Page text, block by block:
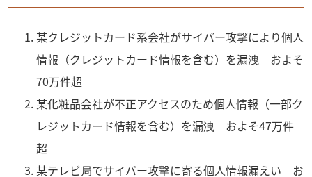
某クレジットカード系会社がサイバー攻撃により個人
情報（クレジットカード情報を含む）を漏洩 およそ
70万件超
某化粧品会社が不正アクセスのため個人情報（一部ク
レジットカード情報を含む）を漏洩 およそ47万件
超
某テレビ局でサイバー攻撃に寄る個人情報漏えい お